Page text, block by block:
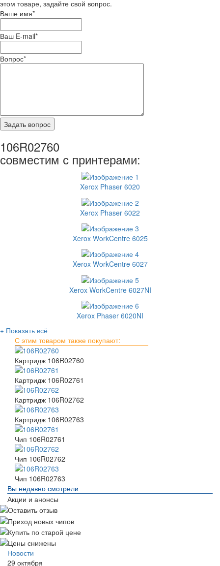
этом товаре, задайте свой вопрос.
Ваше имя*
Ваш E-mail*
Вопрос*
106R02760
совместим с принтерами:
Xerox Phaser 6020
Xerox Phaser 6022
Xerox WorkCentre 6025
Xerox WorkCentre 6027
Xerox WorkCentre 6027NI
Xerox Phaser 6020NI
+ Показать всё
С этим товаром также покупают:
Картридж 106R02760
Картридж 106R02761
Картридж 106R02762
Картридж 106R02763
Чип 106R02761
Чип 106R02762
Чип 106R02763
Вы недавно смотрели
Акции и анонсы
Новости
29 октября